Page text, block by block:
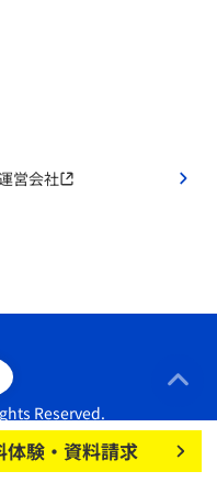
営会社
Reserved.
体験・資料請求